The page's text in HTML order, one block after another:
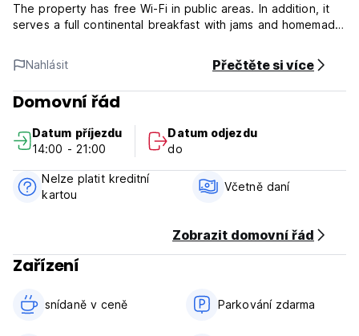
The property has free Wi-Fi in public areas. In addition, it
serves a full continental breakfast with jams and homemade
luggage storage is provided.
The property is 1 km from the bus station and 7 km from
the airport. In addition, it offers free garage service.
La Selenita Policy and Condition:
Cancellation Policy: 2 days before arrival. In case of a late
cancellation or No Show, you will be charged the first night
of your stay.
Taxes included
Breakfast included
Nahlásit Přečtěte si více
Domovní řád
Datum příjezdu
14:00 - 21:00
Datum odjezdu
do
Nelze platit kreditní
kartou
Včetně daní
Zobrazit domovní řád
Zařízení
snídaně v ceně‎ Parkování zdarma